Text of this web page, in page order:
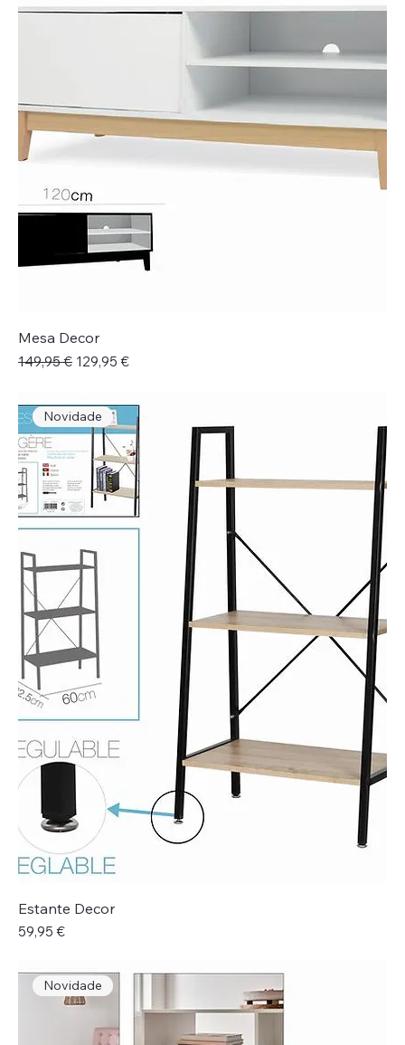
Mesa Decor
Preço normal
149,95 € Preço promocional
129,95 €
Novidade
Estante Decor
Preço
59,95 €
Novidade